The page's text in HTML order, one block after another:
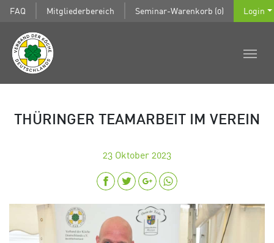
FAQ Mitgliederbereich Seminar-Warenkorb (0) Login
THÜRINGER TEAMARBEIT IM VEREIN
23 Oktober 2023